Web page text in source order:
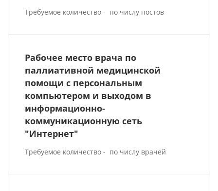
Требуемое количество - по числу постов
Рабочее место врача по
паллиативной медицинской
помощи с персональным
компьютером и выходом в
информационно-
коммуникационную сеть
"Интернет"
Требуемое количество - по числу врачей